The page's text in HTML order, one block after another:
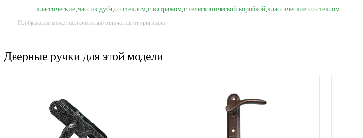
классические,массив дуба,со стеклом,с витражом,с телескопической коробкой,классические со стеклом
Изображение может незначительно отличаться от оригинала
Дверные ручки для этой модели